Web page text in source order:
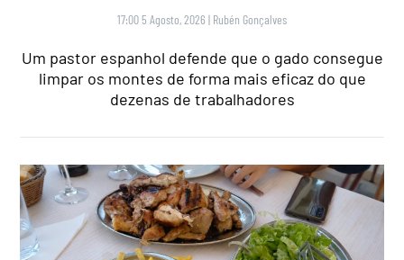
17:00 5 Agosto, 2026 | Rubén Gonçalves
Um pastor espanhol defende que o gado consegue
limpar os montes de forma mais eficaz do que
dezenas de trabalhadores